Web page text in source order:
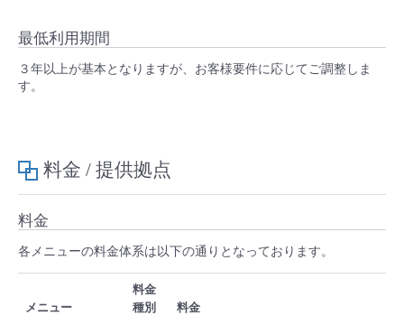
最低利用期間
３年以上が基本となりますが、お客様要件に応じてご調整しま
す。
料金 / 提供拠点
料金
各メニューの料金体系は以下の通りとなっております。
メニュー
料金
種別
料金